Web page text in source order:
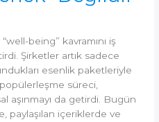
being” kavramını iş
Şirketler artık sadece
esenlik paketleriyle
süreci,
aşınmayı da getirdi. Bugün
paylaşılan içeriklerde ve